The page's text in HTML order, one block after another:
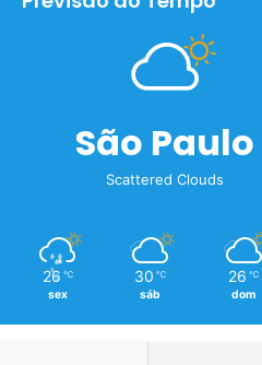
São Paulo
Scattered Clouds
26 ℃
sex
30 ℃
sáb
26 ℃
dom